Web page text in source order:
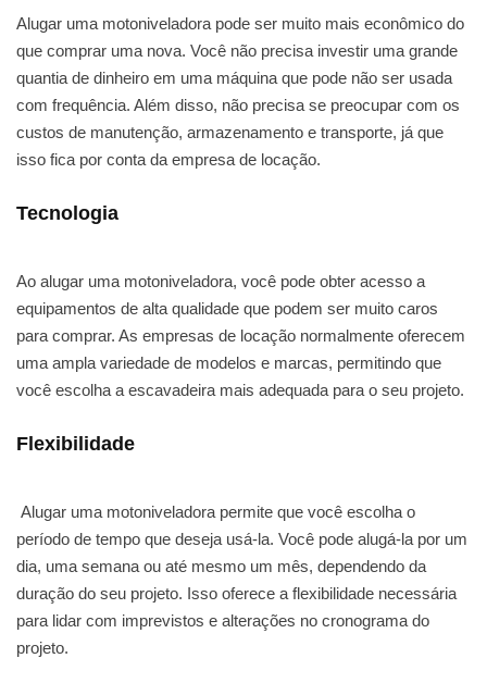
Alugar uma motoniveladora pode ser muito mais econômico do
que comprar uma nova. Você não precisa investir uma grande
quantia de dinheiro em uma máquina que pode não ser usada
com frequência. Além disso, não precisa se preocupar com os
custos de manutenção, armazenamento e transporte, já que
isso fica por conta da empresa de locação.
Tecnologia
Ao alugar uma motoniveladora, você pode obter acesso a
equipamentos de alta qualidade que podem ser muito caros
para comprar. As empresas de locação normalmente oferecem
uma ampla variedade de modelos e marcas, permitindo que
você escolha a escavadeira mais adequada para o seu projeto.
Flexibilidade
Alugar uma motoniveladora permite que você escolha o
período de tempo que deseja usá-la. Você pode alugá-la por um
dia, uma semana ou até mesmo um mês, dependendo da
duração do seu projeto. Isso oferece a flexibilidade necessária
para lidar com imprevistos e alterações no cronograma do
projeto.